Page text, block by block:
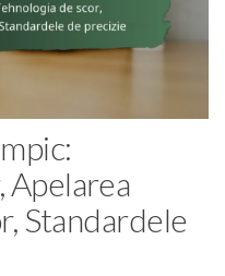
Apelarea
Standardele